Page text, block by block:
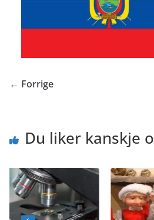
← Forrige
Du liker kanskje